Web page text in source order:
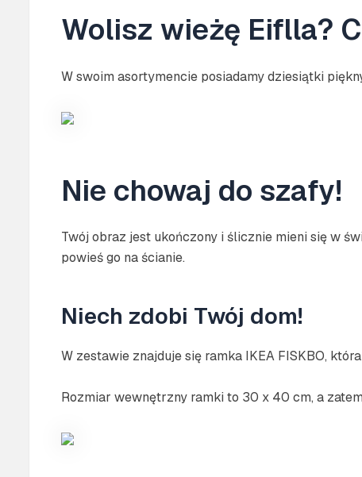
Wolisz wieżę Eiflla?
W swoim asortymencie posiadamy dziesiątki
Nie chowaj do szafy!
Twój obraz jest ukończony i ślicznie mieni się w
powieś go na ścianie.
Niech zdobi Twój dom!
W zestawie znajduje się ramka IKEA FISKBO,
Rozmiar wewnętrzny ramki to 30 x 40 cm, a